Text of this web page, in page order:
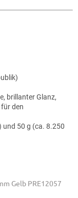
brillanter Glanz,
den
und 50 g (ca. 8.250
Gelb PRE12057